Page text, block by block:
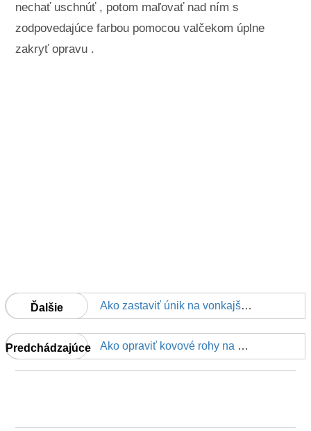
nechať uschnúť , potom maľovať nad ním s
zodpovedajúce farbou pomocou valčekom úplne
zakryť opravu .
Ďalšie Ako zastaviť únik na vonkajšej stene
Predchádzajúce Ako opraviť kovové rohy na stenu